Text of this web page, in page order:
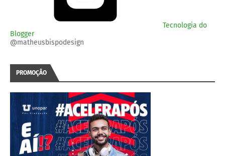
Tecnologia do
Blogger
@matheusbispodesign
PROMOÇÃO